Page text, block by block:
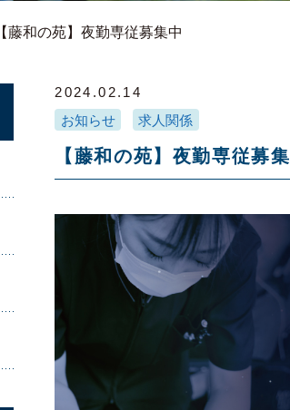
【藤和の苑】夜勤専従募集中
2024.02.14
お知らせ
求人関係
【藤和の苑】夜勤専従募